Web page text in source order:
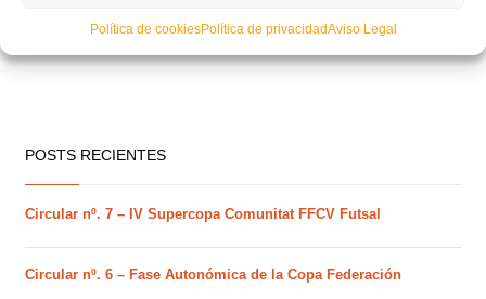
Política de cookiesPolítica de privacidadAviso Legal
POSTS RECIENTES
Circular nº. 7 – IV Supercopa Comunitat FFCV Futsal
Circular nº. 6 – Fase Autonómica de la Copa Federación